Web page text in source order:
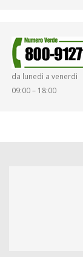
da lunedì a venerdì
09:00 – 18:00